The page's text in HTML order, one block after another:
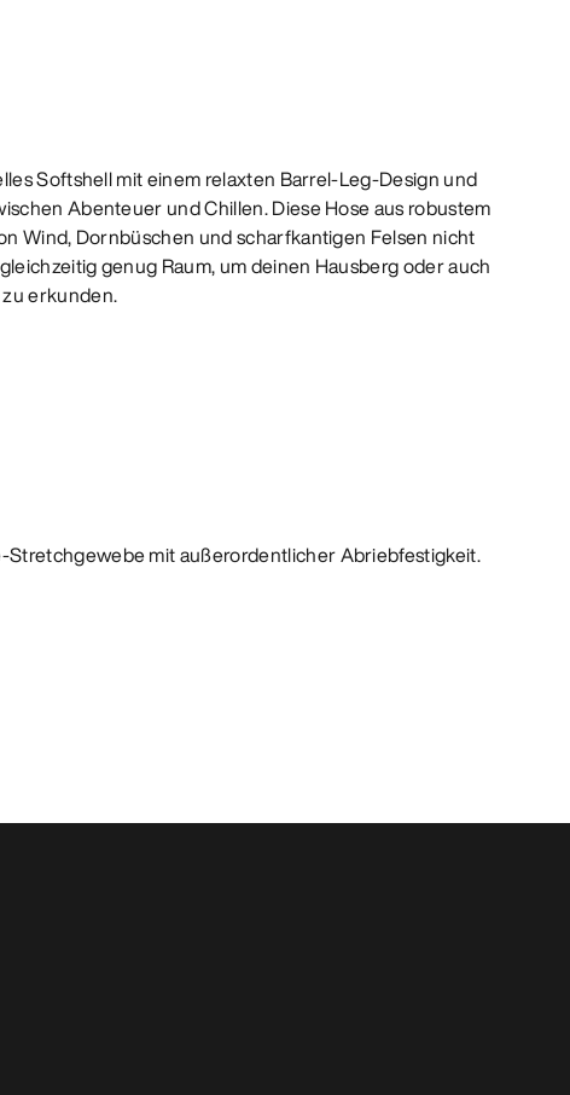
Softshell mit einem relaxten Barrel-Leg-Design und
Abenteuer und Chillen. Diese Hose aus robustem
Wind, Dornbüschen und scharfkantigen Felsen nicht
genug Raum, um deinen Hausberg oder auch
erkunden.
Stretchgewebe mit außerordentlicher Abriebfestigkeit.